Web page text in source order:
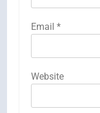
Email *
Website